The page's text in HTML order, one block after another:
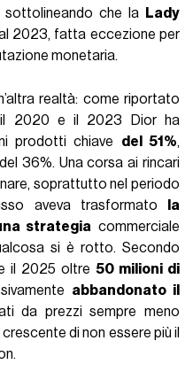
sottolineando che la
Lady
2023, fatta eccezione per
monetaria.
realtà: come riportato
2020 e il 2023 Dior ha
prodotti chiave del 51%,
36%. Una corsa ai rincari
soprattutto nel periodo
aveva trasformato la
strategia commerciale
si è rotto. Secondo
il 2025 oltre 50 milioni di
abbandonato il
da prezzi sempre meno
di non essere più il